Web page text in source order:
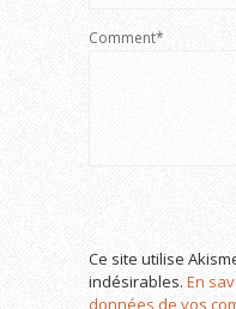
Comment*
Ce site utilise
indésirables. En